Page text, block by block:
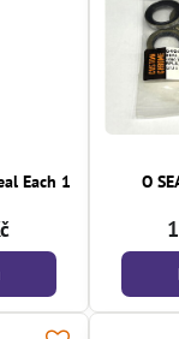
Each 1 O